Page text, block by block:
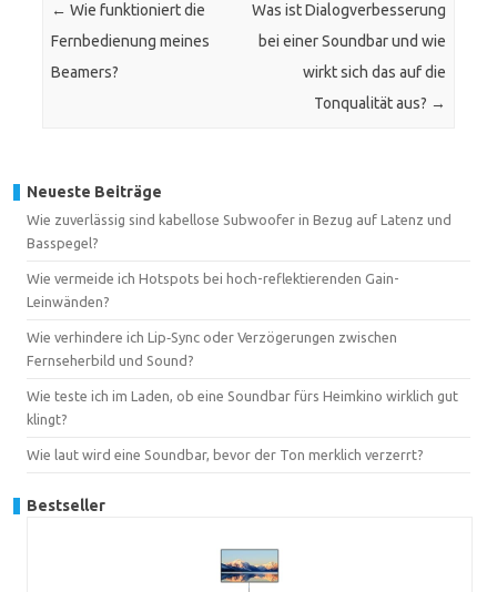
← Wie funktioniert die
Fernbedienung meines
Beamers?
Was ist Dialogverbesserung
bei einer Soundbar und wie
wirkt sich das auf die
Tonqualität aus? →
Neueste Beiträge
Wie zuverlässig sind kabellose Subwoofer in Bezug auf Latenz und
Basspegel?
Wie vermeide ich Hotspots bei hoch-reflektierenden Gain-
Leinwänden?
Wie verhindere ich Lip‑Sync oder Verzögerungen zwischen
Fernseherbild und Sound?
Wie teste ich im Laden, ob eine Soundbar fürs Heimkino wirklich gut
klingt?
Wie laut wird eine Soundbar, bevor der Ton merklich verzerrt?
Bestseller